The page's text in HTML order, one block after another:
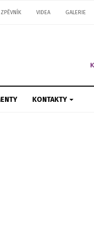
ZPĚVNÍK VIDEA GALERIE
KONTAKTY